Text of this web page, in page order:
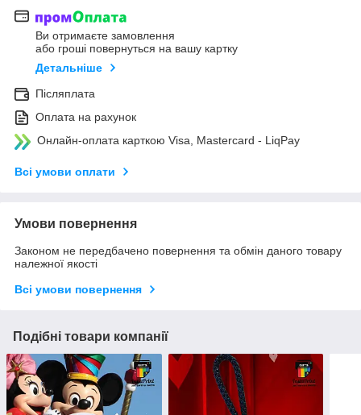
Ви отримаєте замовлення
або гроші повернуться на вашу картку
Детальніше
Післяплата
Оплата на рахунок
Онлайн-оплата карткою Visa, Mastercard - LiqPay
Всі умови оплати
Умови повернення
Законом не передбачено повернення та обмін даного товару
належної якості
Всі умови повернення
Подібні товари компанії